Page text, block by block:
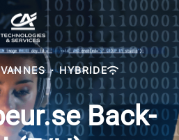
VANNES · HYBRIDE
Back-